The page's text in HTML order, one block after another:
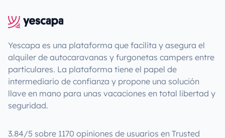
Yescapa es una plataforma que facilita y asegura el
alquiler de autocaravanas y furgonetas campers entre
particulares. La plataforma tiene el papel de
intermediario de confianza y propone una solución
llave en mano para unas vacaciones en total libertad y
seguridad.
3.84/5 sobre 1170 opiniones de usuarios en Trusted